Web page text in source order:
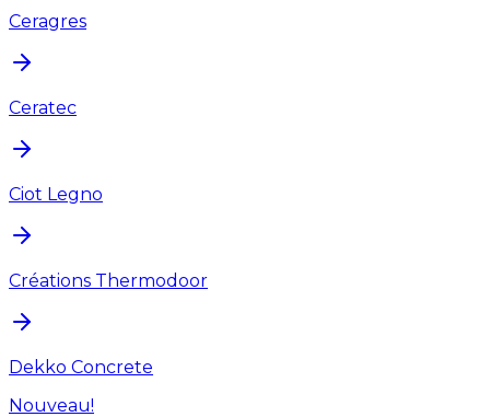
Ceragres
Ceratec
Ciot Legno
Créations Thermodoor
Dekko Concrete
Nouveau!